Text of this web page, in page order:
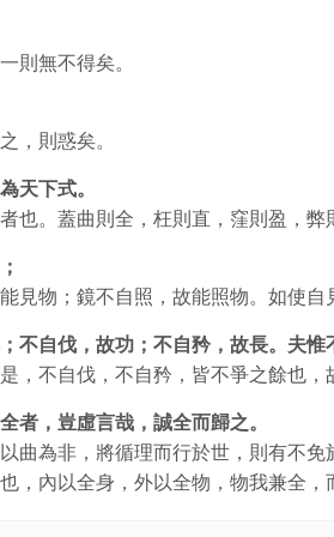
則無不得矣。
，則惑矣。
天下式。
也。蓋曲則全，枉則直，窪則盈，弊
見物；鏡不自照，故能照物。如使自
不自伐，故功；不自矜，故長。夫惟
，不自伐，不自矜，皆不爭之餘也，
者，豈虛言哉，誠全而歸之。
曲為非，將循理而行於世，則有不
，內以全身，外以全物，物我兼全，